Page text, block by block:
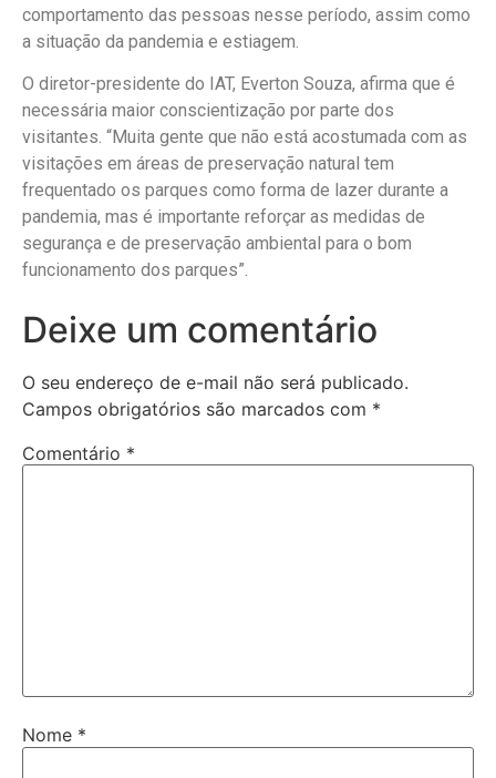
comportamento das pessoas nesse período, assim como
a situação da pandemia e estiagem.
O diretor-presidente do IAT, Everton Souza, afirma que é
necessária maior conscientização por parte dos
visitantes. “Muita gente que não está acostumada com as
visitações em áreas de preservação natural tem
frequentado os parques como forma de lazer durante a
pandemia, mas é importante reforçar as medidas de
segurança e de preservação ambiental para o bom
funcionamento dos parques”.
Deixe um comentário
O seu endereço de e-mail não será publicado.
Campos obrigatórios são marcados com *
Comentário *
Nome *